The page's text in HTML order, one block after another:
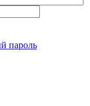
пароль